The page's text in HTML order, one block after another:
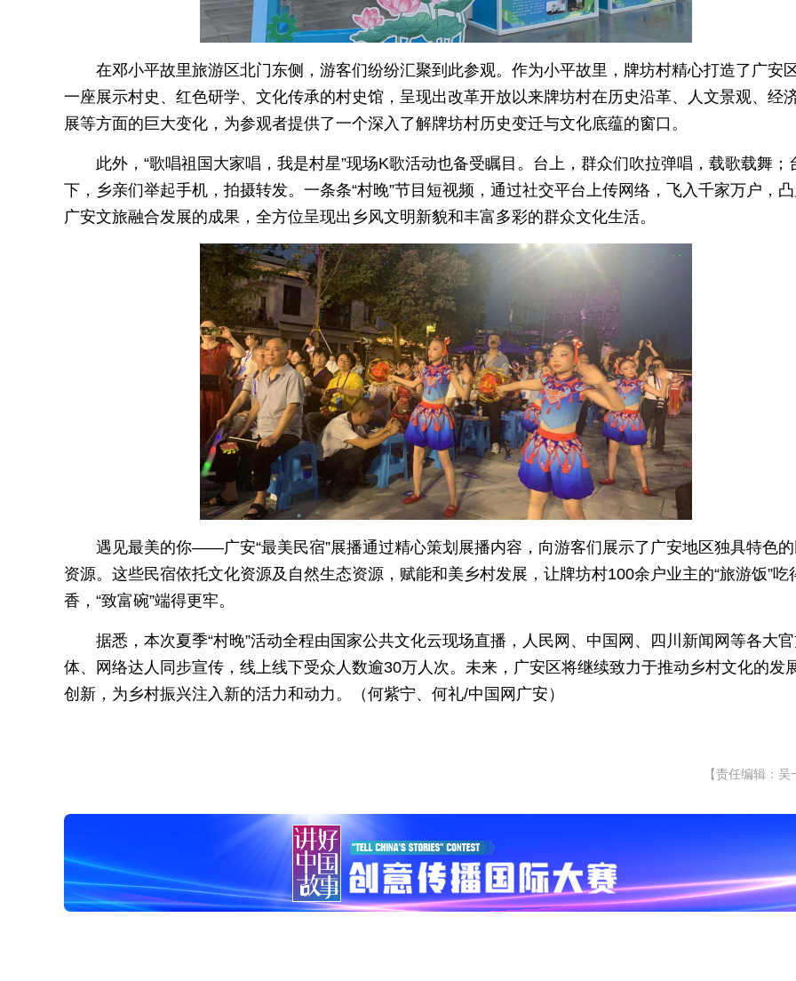
在邓小平故里旅游区北门东侧，游客们纷纷汇聚到此参观。作为小平故里，牌坊村精心打造了广安
一座展示村史、红色研学、文化传承的村史馆，呈现出改革开放以来牌坊村在历史沿革、人文景观、经
展等方面的巨大变化，为参观者提供了一个深入了解牌坊村历史变迁与文化底蕴的窗口。
此外，“歌唱祖国大家唱，我是村星”现场K歌活动也备受瞩目。台上，群众们吹拉弹唱，载歌载舞；
下，乡亲们举起手机，拍摄转发。一条条“村晚”节目短视频，通过社交平台上传网络，飞入千家万户，
广安文旅融合发展的成果，全方位呈现出乡风文明新貌和丰富多彩的群众文化生活。
遇见最美的你——广安“最美民宿”展播通过精心策划展播内容，向游客们展示了广安地区独具特色
资源。这些民宿依托文化资源及自然生态资源，赋能和美乡村发展，让牌坊村100余户业主的“旅游饭”吃
香，“致富碗”端得更牢。
据悉，本次夏季“村晚”活动全程由国家公共文化云现场直播，人民网、中国网、四川新闻网等各大
体、网络达人同步宣传，线上线下受众人数逾30万人次。未来，广安区将继续致力于推动乡村文化的发
创新，为乡村振兴注入新的活力和动力。（何紫宁、何礼/中国网广安）
【责任编辑：吴